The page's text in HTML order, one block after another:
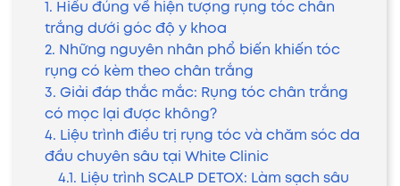
1. Hiểu đúng về hiện tượng rụng tóc chân
trắng dưới góc độ y khoa
2. Những nguyên nhân phổ biến khiến tóc
rụng có kèm theo chân trắng
3. Giải đáp thắc mắc: Rụng tóc chân trắng
có mọc lại được không?
4. Liệu trình điều trị rụng tóc và chăm sóc da
đầu chuyên sâu tại White Clinic
4.1. Liệu trình SCALP DETOX: Làm sạch sâu